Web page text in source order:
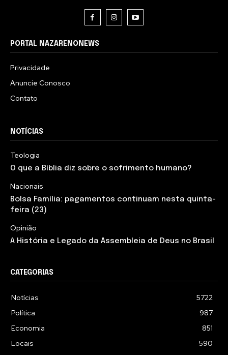
PORTAL NAZARENONEWS
Privacidade
Anuncie Conosco
Contato
NOTÍCIAS
Teologia
O que a Bíblia diz sobre o sofrimento humano?
Nacionais
Bolsa Família: pagamentos continuam nesta quinta-
feira (23)
Opinião
A História e Legado da Assembleia de Deus no Brasil
CATEGORIAS
Notícias
5722
Política
987
Economia
851
Locais
590